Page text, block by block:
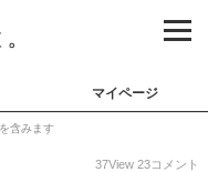
マイページ
含みます
37View 23コメント